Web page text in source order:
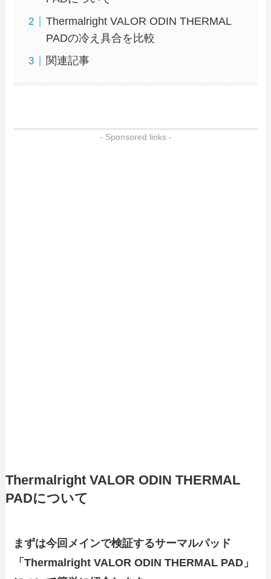
Thermalright VALOR ODIN THERMAL
PADの冷え具合を比較
関連記事
- Sponsored links -
Thermalright VALOR ODIN THERMAL
PADについて
まずは今回メインで検証するサーマルパッド
「Thermalright VALOR ODIN THERMAL PAD」